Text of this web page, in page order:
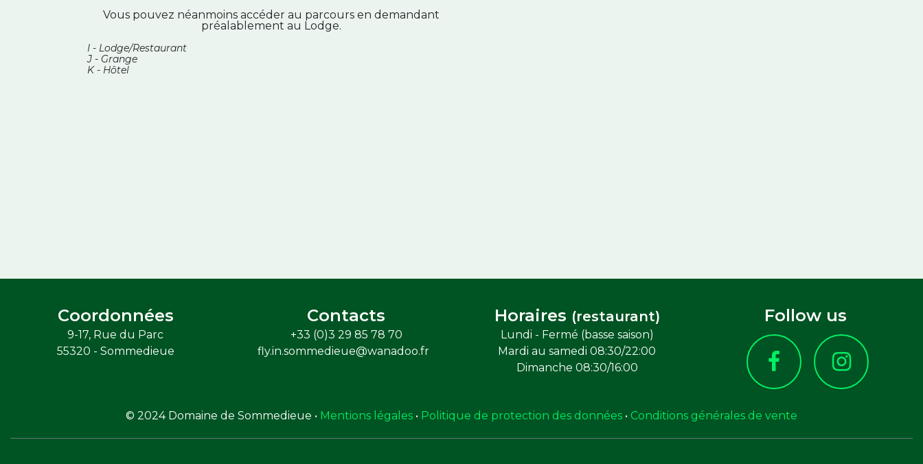
Vous pouvez néanmoins accéder au parcours en demandant
préalablement au Lodge.
I - Lodge/Restaurant
J - Grange
K - Hôtel
Follow us
Horaires (restaurant)
Lundi - Fermé (basse saison)
Mardi au samedi 08:30/22:00
Dimanche 08:30/16:00
Coordonnées
9-17, Rue du Parc
55320 - Sommedieue
Contacts
+33 (0)3 29 85 78 70
fly.in.sommedieue@wanadoo.fr
© 2024 Domaine de Sommedieue • Mentions légales • Politique de protection des données • Conditions générales de vente